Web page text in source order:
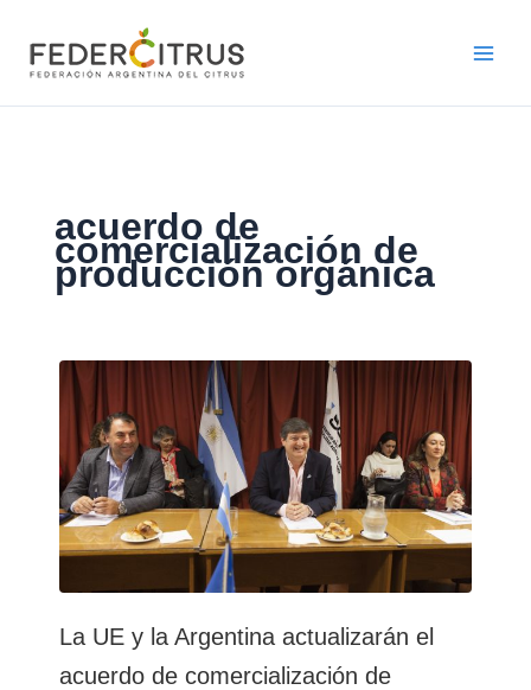
contenido
acuerdo de
comercialización de
producción orgánica
La UE y la Argentina actualizarán el
acuerdo de comercialización de